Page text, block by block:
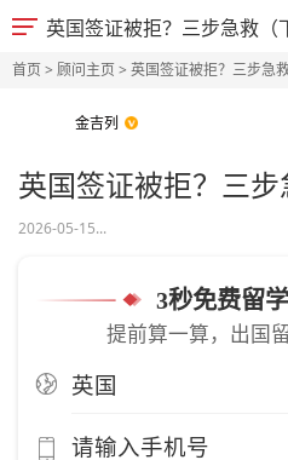
英国签证被拒？三步急救（
首页> 顾问主页> 英国签证被拒？三步急救
金吉列
英国签证被拒？三步
2026-05-15...
3秒免费留
提前算一算，出国